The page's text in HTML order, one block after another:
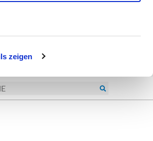
zeigen